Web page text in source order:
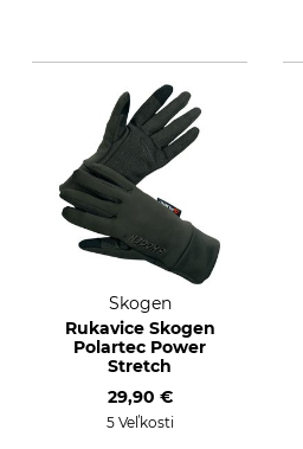
Skogen
Rukavice Skogen
Polartec Power
Stretch
29,90 €
5 Veľkosti